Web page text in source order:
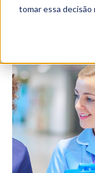
tomar essa decisão